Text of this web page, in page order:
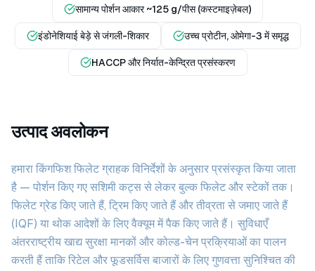
सामान्य पोर्शन आकार ~125 g/पीस (कस्टमाइज़ेबल)
इंडोनेशियाई बेड़े से जंगली-शिकार उच्च प्रोटीन, ओमेगा-3 में समृद्ध
HACCP और निर्यात-केन्द्रित प्रसंस्करण
उत्पाद अवलोकन
हमारा किंगफिश फिलेट ग्राहक विनिर्देशों के अनुसार प्रसंस्कृत किया जाता
है — पोर्शन किए गए सशिमी कट्स से लेकर बुल्क फिलेट और स्टेकों तक।
फिलेट ग्रेड किए जाते हैं, ट्रिम किए जाते हैं और तीव्रता से जमाए जाते हैं
(IQF) या थोक आदेशों के लिए वैक्यूम में पैक किए जाते हैं। सुविधाएँ
अंतरराष्ट्रीय खाद्य सुरक्षा मानकों और कोल्ड-चेन प्रक्रियाओं का पालन
करती हैं ताकि रिटेल और फूडसर्विस बाजारों के लिए गुणवत्ता सुनिश्चित की